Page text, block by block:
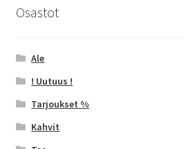
Osastot
Ale
! Uutuus !
Tarjoukset %
Kahvit